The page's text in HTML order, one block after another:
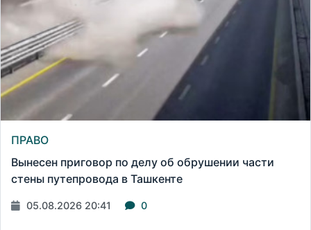
ПРАВО
Вынесен приговор по делу об обрушении части
стены путепровода в Ташкенте
05.08.2026 20:41 0